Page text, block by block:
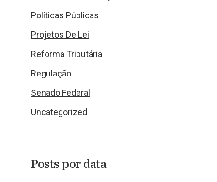
Políticas Públicas
Projetos De Lei
Reforma Tributária
Regulação
Senado Federal
Uncategorized
Posts por data